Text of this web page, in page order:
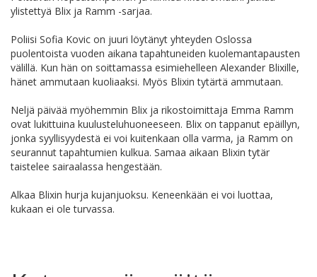
ylistettyä Blix ja Ramm -sarjaa.
Poliisi Sofia Kovic on juuri löytänyt yhteyden Oslossa
puolentoista vuoden aikana tapahtuneiden kuolemantapausten
välillä. Kun hän on soittamassa esimiehelleen Alexander Blixille,
hänet ammutaan kuoliaaksi. Myös Blixin tytärtä ammutaan.
Neljä päivää myöhemmin Blix ja rikostoimittaja Emma Ramm
ovat lukittuina kuulusteluhuoneeseen. Blix on tappanut epäillyn,
jonka syyllisyydestä ei voi kuitenkaan olla varma, ja Ramm on
seurannut tapahtumien kulkua. Samaa aikaan Blixin tytär
taistelee sairaalassa hengestään.
Alkaa Blixin hurja kujanjuoksu. Keneenkään ei voi luottaa,
kukaan ei ole turvassa.